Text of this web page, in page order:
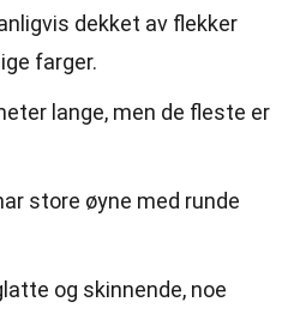
dekket av flekker
farger.
lange, men de fleste er
store øyne med runde
og skinnende, noe